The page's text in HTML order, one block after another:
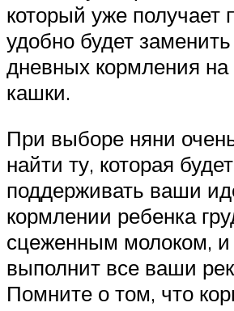
который уже получает
удобно будет
дневных кормления
кашки.
При выборе няни
найти ту, которая
поддерживать ваши
кормлении ребенка
сцеженным молоком, и
выполнит все ваши
Помните о том, что